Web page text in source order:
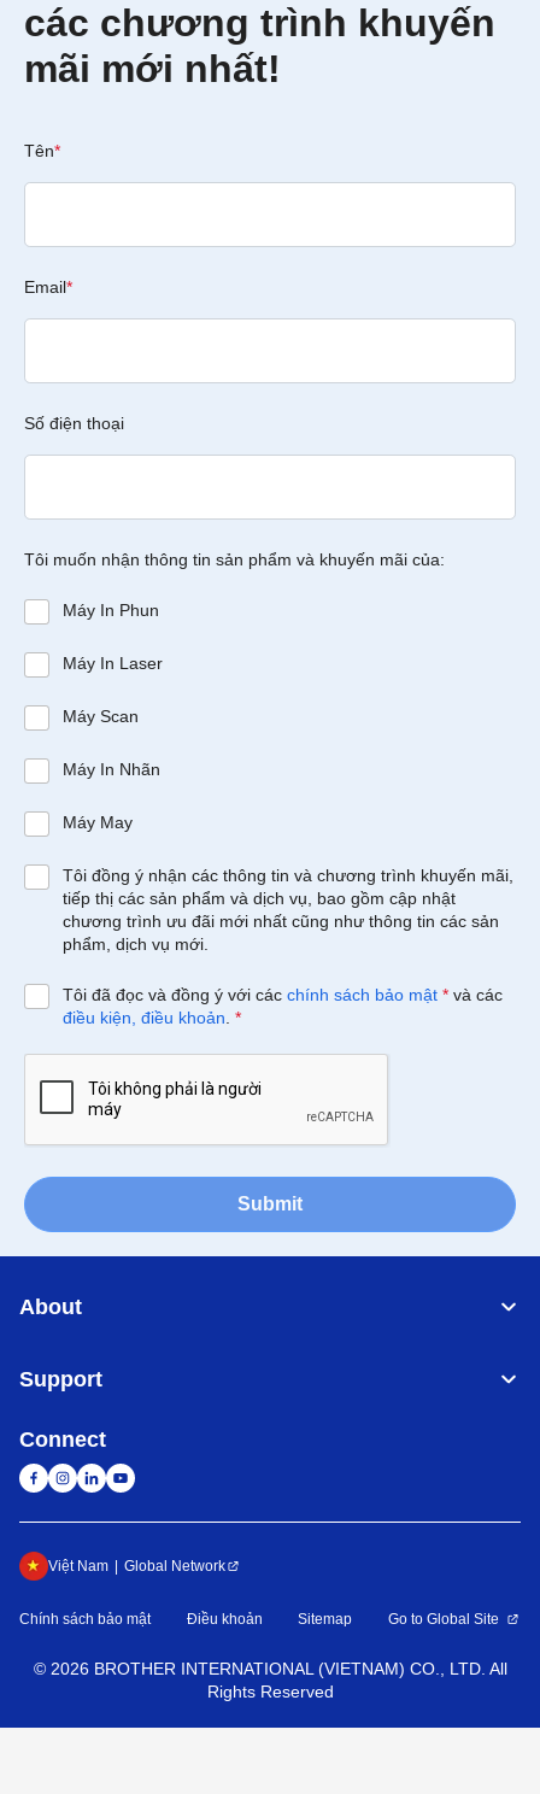
các chương trình khuyến
mãi mới nhất!
Tên*
Email*
Số điện thoại
Tôi muốn nhận thông tin sản phẩm và khuyến mãi của:
Máy In Phun
Máy In Laser
Máy Scan
Máy In Nhãn
Máy May
Tôi đồng ý nhận các thông tin và chương trình khuyến mãi,
tiếp thị các sản phẩm và dịch vụ, bao gồm cập nhật
chương trình ưu đãi mới nhất cũng như thông tin các sản
phẩm, dịch vụ mới.
Tôi đã đọc và đồng ý với các chính sách bảo mật * và các
điều kiện, điều khoản *
Submit
About
Support
Connect
Việt Nam Global Network
Chính sách bảo mật Điều khoản Sitemap Go to Global Site
© 2026 BROTHER INTERNATIONAL (VIETNAM) CO., LTD. All
Rights Reserved